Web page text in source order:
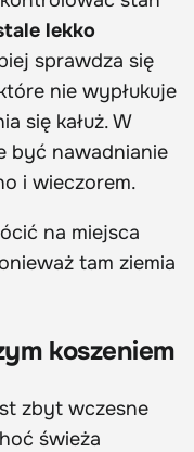
lekko
sprawdza się
nie wypłukuje
się kałuż. W
być nawadnianie
i wieczorem.
na miejsca
tam ziemia
koszeniem
zbyt wczesne
świeża